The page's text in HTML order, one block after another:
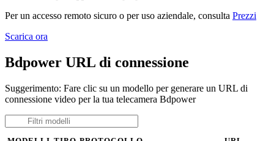
Per un accesso remoto sicuro o per uso aziendale, consulta Prezzi
Scarica ora
Bdpower URL di connessione
Suggerimento: Fare clic su un modello per generare un URL di
connessione video per la tua telecamera Bdpower